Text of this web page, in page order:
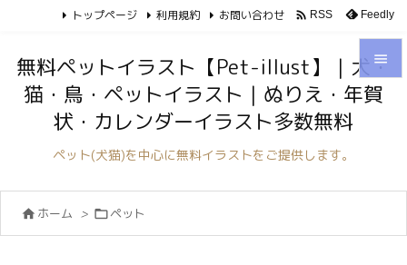



トップページ 利用規約 お問い合わせ  RSS Feedly
無料ペットイラスト【Pet-illust】｜犬・
猫・鳥・ペットイラスト｜ぬりえ・年賀
状・カレンダーイラスト多数無料
ペット(犬猫)を中心に無料イラストをご提供します。
 ホーム > ペット